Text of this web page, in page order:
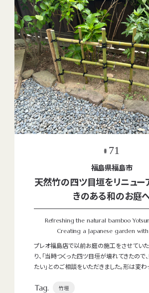
# 71
福島県福島市
天然竹の四ツ目垣をリニュ
きのある和のお庭
Refreshing the natural bamboo
Creating a Japanese garden
プレオ福島店で以前お庭の施工をさせてい
り、「当時つくった四ツ目垣が壊れてきたので
たい」とのご相談をいただきました。形は変
ニューアルをご提案しました。
Tag. 竹垣